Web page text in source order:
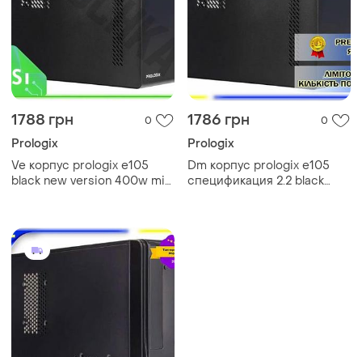
1788 грн 0
Prologix
Ve корпус prologix e105
black new version 400w mini
n6w_ver
1786 грн 0
Prologix
Dm корпус prologix e105
спецификация 2.2 black